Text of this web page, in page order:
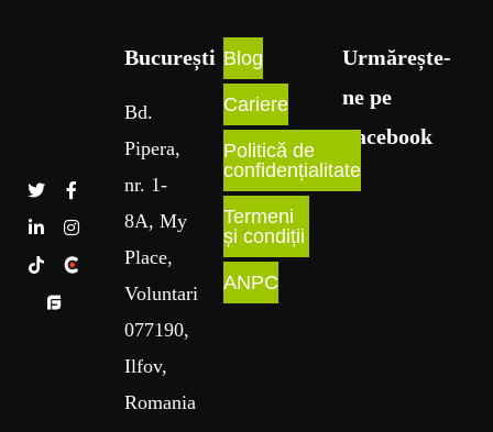
București​
Bd.
Pipera,
nr. 1-
8A, My
Place,
Voluntari
077190,
Ilfov,
Romania
Blog
Cariere
Politică de
confidențialitate
Termeni
și condiții
ANPC
Urmărește-
ne pe
Facebook